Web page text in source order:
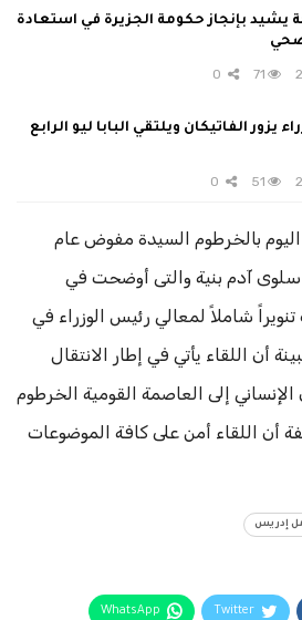
يشيد بإنجاز حكومة الجزيرة في استعادة
71
يزور الفاتيكان ويلتقي البابا ليو الرابع
51
بالخرطوم السيدة مفوض عام
سلوى آدم بنية والتى أوضحت في
شاملاً لمعالي رئيس الوزراء في
أن اللقاء يأتي في إطار الانتقال
إلى العاصمة القومية الخرطوم
أن اللقاء أمن على كافة الموضوعات
إدريس
Twitter
WhatsApp